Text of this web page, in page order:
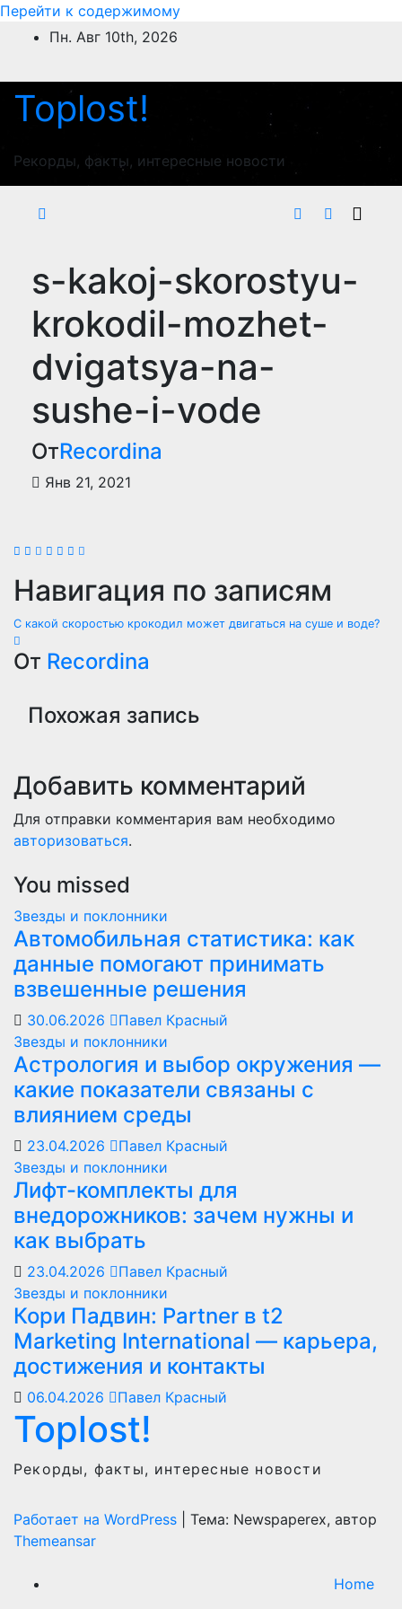
Перейти к содержимому
Пн. Авг 10th, 2026
Toplost!
Рекорды, факты, интересные новости
s-kakoj-skorostyu-
krokodil-mozhet-
dvigatsya-na-
sushe-i-vode
ОтRecordina
Янв 21, 2021
Навигация по записям
С какой скоростью крокодил может двигаться на суше и воде?
От Recordina
Похожая запись
Добавить комментарий
Для отправки комментария вам необходимо
авторизоваться.
You missed
Звезды и поклонники
Автомобильная статистика: как
данные помогают принимать
взвешенные решения
30.06.2026
Павел Красный
Звезды и поклонники
Астрология и выбор окружения —
какие показатели связаны с
влиянием среды
23.04.2026
Павел Красный
Звезды и поклонники
Лифт-комплекты для
внедорожников: зачем нужны и
как выбрать
23.04.2026
Павел Красный
Звезды и поклонники
Кори Падвин: Partner в t2
Marketing International — карьера,
достижения и контакты
06.04.2026 Павел Красный
Toplost!
Рекорды, факты, интересные новости
Работает на WordPress
Тема: Newspaperex, автор
Themeansar
Home